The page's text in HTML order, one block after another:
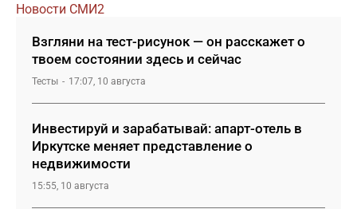
Новости СМИ2
Взгляни на тест-рисунок — он расскажет о
твоем состоянии здесь и сейчас
Тесты 17:07, 10 августа
Инвестируй и зарабатывай: апарт-отель в
Иркутске меняет представление о
недвижимости
15:55, 10 августа